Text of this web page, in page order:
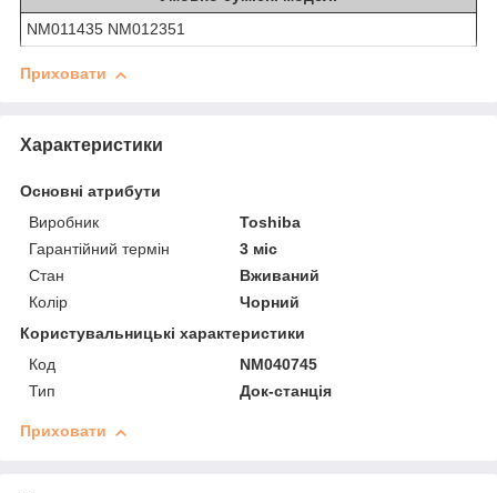
NM011435 NM012351
Приховати
Характеристики
Основні атрибути
Виробник
Toshiba
Гарантійний термін
3 міс
Стан
Вживаний
Колір
Чорний
Користувальницькі характеристики
Код
NM040745
Тип
Док-станція
Приховати